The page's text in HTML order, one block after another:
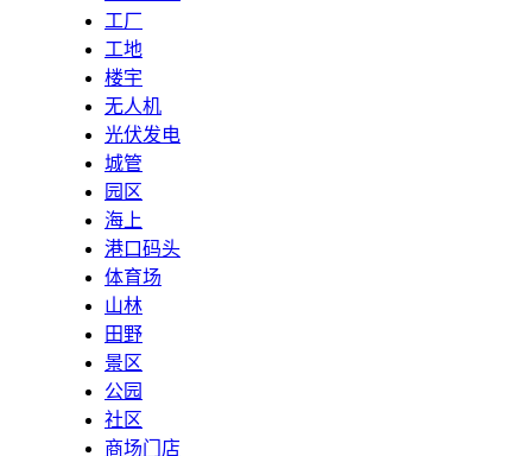
工厂
工地
楼宇
无人机
光伏发电
城管
园区
海上
港口码头
体育场
山林
田野
景区
公园
社区
商场门店